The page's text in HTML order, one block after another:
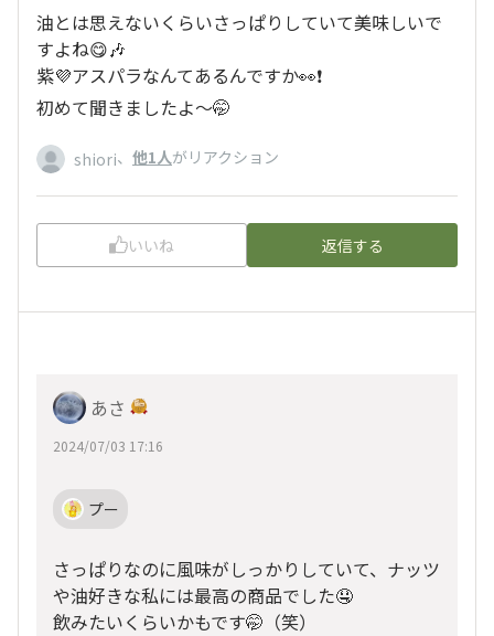
油とは思えないくらいさっぱりしていて美味しいで
すよね😋🎶
紫💜アスパラなんてあるんですか👀❗
初めて聞きましたよ～🤭
shiori、 他1人がリアクション
いいね 返信する
あさ
2024/07/03 17:16
プー
さっぱりなのに風味がしっかりしていて、ナッツ
や油好きな私には最高の商品でした🤤
飲みたいくらいかもです🤭（笑）